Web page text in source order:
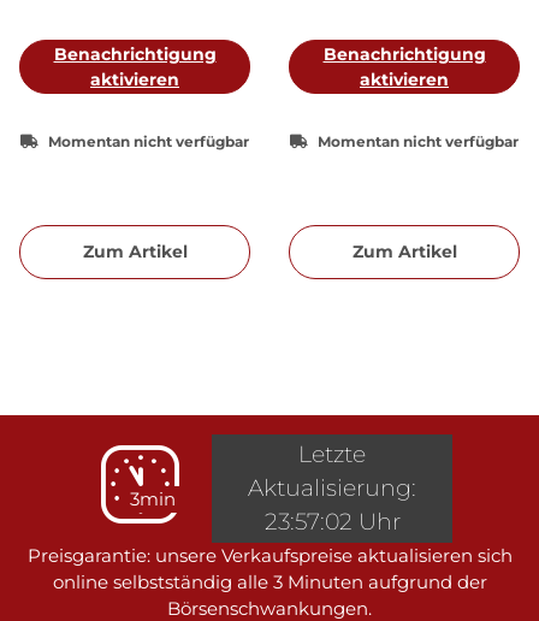
Benachrichtigung
aktivieren
Momentan nicht verfügbar
Zum Artikel
Benachrichtigung
aktivieren
Momentan nicht verfügbar
Zum Artikel
3min
Preisgarantie: unsere Verkaufspreise aktualisieren sich
online selbstständig alle 3 Minuten aufgrund der
Börsenschwankungen.
Letzte
Aktualisierung:
23:57:02 Uhr